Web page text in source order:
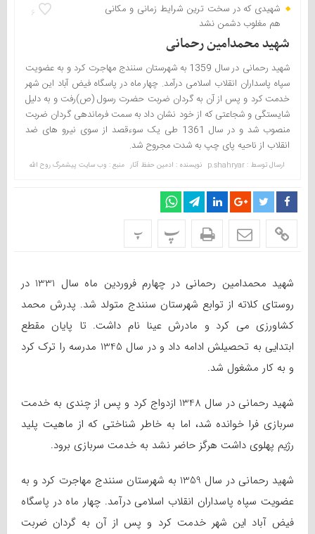
6
شهیدی که در سخت ترین شرایط زمانی و مکانی
هم مغلوب دشمن نشد
شهید محمدامین رحمانی
شهید رحمانی در سال 1359 به شهرستان سنندج مهاجرت کرد و به عضویت
سپاه پاسداران انقلاب اسلامی درآمد. چهار ماه در پاسگاه فیض آباد این شهر
خدمت کرد و پس از آن به گردان ضربت حضرت رسول (ص)رفت و به دلیل
شایستگی و شجاعتی که از خود نشان داد به سمت فرماندهی گردان ضربت
منصوب شد و در سال 1361 طی یک سوءقصد از سوی نیرو های ضد
انقلاب از ناحیه پای چپ به شدت مجروح شد.
ارسال توسط : p.shahryar نویسنده : ادمین حفظ آثار منبع : وب سایت پیشمرگ روح الله
پ پ
شهید محمدامین رحمانی در چهارم فروردین ماه سال 1331 در
روستای کلاته از توابع شهرستان سنندج متولد شد. پدرش محمد
کشاورزی می کرد و مادرش عینا نام داشت. تا پایان مقطع
ابتدایی به تحصیلش ادامه داد و در سال 1345 مدرسه را ترک کرد
و به کار مشغول شد.
شهید رحمانی در سال 1348 ازدواج کرد و پس از چندی به خدمت
سربازی فرا خوانده شد، اما به خاطر شناختی که از ماهیت پلید
رژیم پهلوی داشت هرگز حاضر نشد به خدمت سربازی برود.
شهید رحمانی در سال 1359 به شهرستان سنندج مهاجرت کرد و به
عضویت سپاه پاسداران انقلاب اسلامی درآمد. چهار ماه در پاسگاه
فیض آباد این شهر خدمت کرد و پس از آن به گردان ضربت